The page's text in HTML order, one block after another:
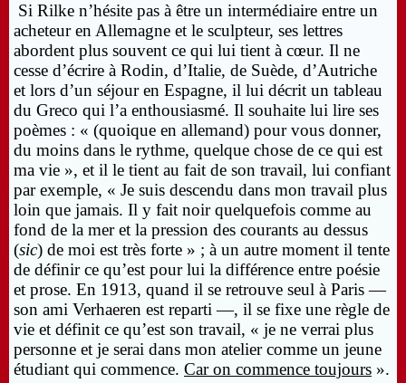
Si Rilke n’hésite pas à être un intermédiaire entre un
acheteur en Allemagne et le sculpteur, ses lettres
abordent plus souvent ce qui lui tient à cœur. Il ne
cesse d’écrire à Rodin, d’Italie, de Suède, d’Autriche
et lors d’un séjour en Espagne, il lui décrit un tableau
du Greco qui l’a enthousiasmé. Il souhaite lui lire ses
poèmes : « (quoique en allemand) pour vous donner,
du moins dans le rythme, quelque chose de ce qui est
ma vie », et il le tient au fait de son travail, lui confiant
par exemple, « Je suis descendu dans mon travail plus
loin que jamais. Il y fait noir quelquefois comme au
fond de la mer et la pression des courants au dessus
(sic) de moi est très forte » ; à un autre moment il tente
de définir ce qu’est pour lui la différence entre poésie
et prose. En 1913, quand il se retrouve seul à Paris —
son ami Verhaeren est reparti —, il se fixe une règle de
vie et définit ce qu’est son travail, « je ne verrai plus
personne et je serai dans mon atelier comme un jeune
étudiant qui commence. Car on commence toujours ».